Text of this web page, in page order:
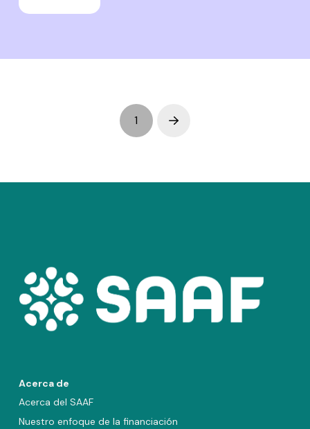
1 Next
Acerca de
Acerca del SAAF
Nuestro enfoque de la financiación